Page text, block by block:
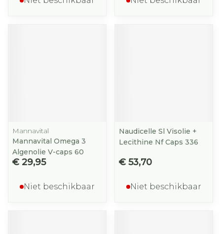
Mannavital
Mannavital Omega 3
Algenolie V-caps 60
€ 29,95
Niet beschikbaar
Naudicelle Sl Visolie +
Lecithine Nf Caps 336
€ 53,70
Niet beschikbaar